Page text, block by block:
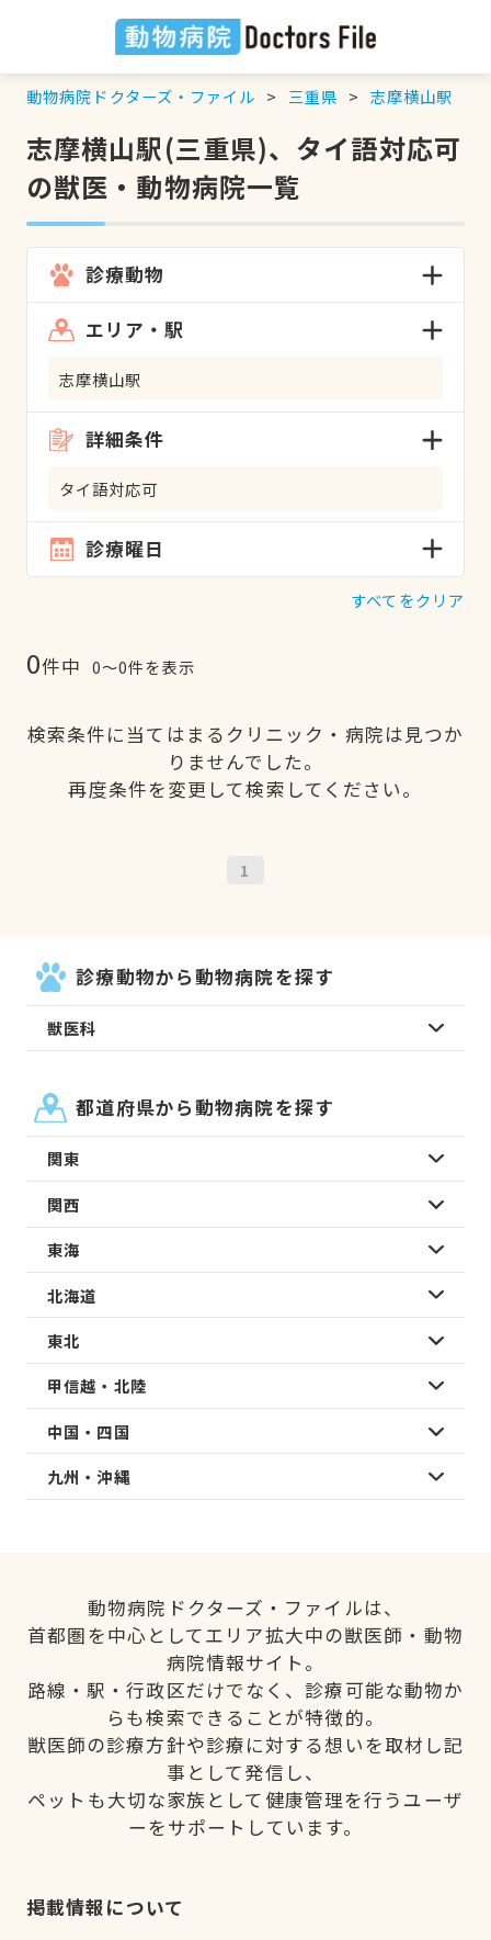
動物病院ドクターズ・ファイル 三重県 志摩横山駅
志摩横山駅(三重県)、タイ語対応可
の獣医・動物病院一覧
診療動物
エリア・駅
志摩横山駅
詳細条件
タイ語対応可
診療曜日
すべてをクリア
0件中 0〜0件を表示
検索条件に当てはまるクリニック・病院は見つか
りませんでした。
再度条件を変更して検索してください。
1
診療動物から動物病院を探す
獣医科
都道府県から動物病院を探す
関東
関西
東海
北海道
東北
甲信越・北陸
中国・四国
九州・沖縄
動物病院ドクターズ・ファイルは、
首都圏を中心としてエリア拡大中の獣医師・動物
病院情報サイト。
路線・駅・行政区だけでなく、診療可能な動物か
らも検索できることが特徴的。
獣医師の診療方針や診療に対する想いを取材し記
事として発信し、
ペットも大切な家族として健康管理を行うユーザ
ーをサポートしています。
掲載情報について